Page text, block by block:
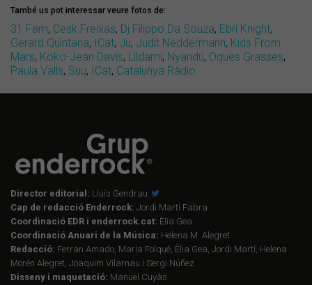
També us pot interessar veure fotos de:
31 Fam, Cesk Freixas, Dj Filippo Da Souza, Ebri Knight,
Gerard Quintana, ICat, Ju, Judit Neddermann, Kids From
Mars, Koko-Jean Davis, Lildami, Nyandú, Oques Grasses,
Paula Valls, Suu, ICat, Catalunya Ràdio
Director editorial: Lluís Gendrau
Cap de redacció Enderrock: Jordi Martí Fabra
Coordinació EDR i enderrock.cat: Èlia Gea
Coordinació Anuari de la Música: Helena M. Alegret
Redacció: Ferran Amado, Maria Folqué, Èlia Gea, Jordi Martí, Helena
Morén Alegret, Joaquim Vilarnau i Sergi Núñez
Disseny i maquetació: Manuel Cuyàs